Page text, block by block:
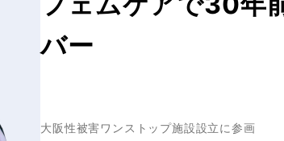
バー
大阪性被害ワンストップ施設設立に参画